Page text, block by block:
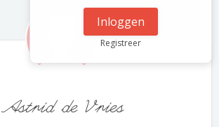
Inloggen
Registreer
Astrid de Vries